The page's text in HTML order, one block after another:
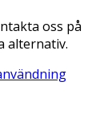
oss på
alternativ.